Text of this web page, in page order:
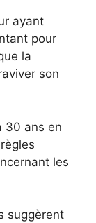
ayant
pour
la
son
30 ans en
les
suggèrent